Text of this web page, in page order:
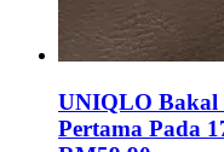
UNIQLO Bakal
Pertama Pada